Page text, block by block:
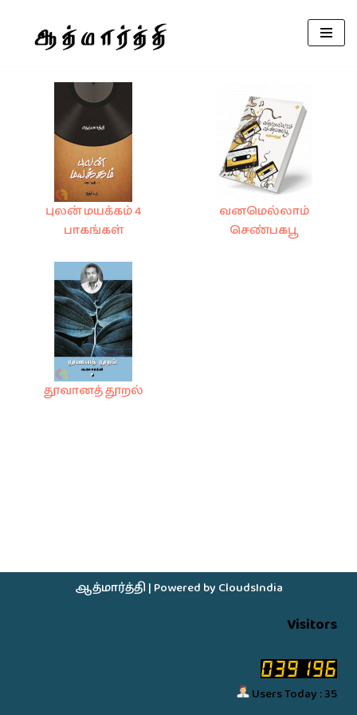
content
புலன் மயக்கம் 4
பாகங்கள்
வனமெல்லாம்
செண்பகபூ
தூவானத் தூறல்
ஆத்மார்த்தி | Powered by CloudsIndia
Visitors
Users Today : 35